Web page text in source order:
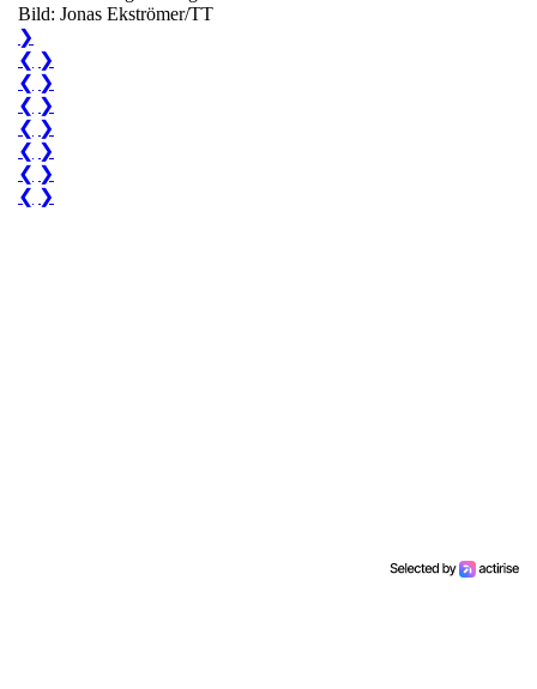
Bild: Jonas Ekströmer/TT
❯
❮ ❯
❮ ❯
❮ ❯
❮ ❯
❮ ❯
❮ ❯
❮ ❯